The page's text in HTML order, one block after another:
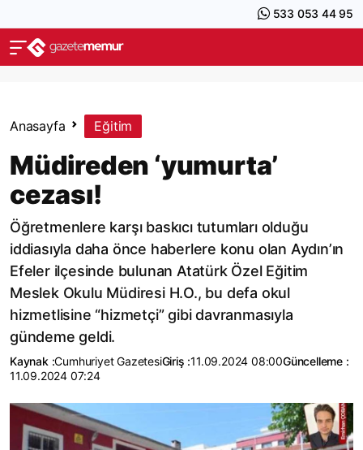
533 053 44 95
Anasayfa Eğitim
Müdireden ‘yumurta’
cezası!
Öğretmenlere karşı baskıcı tutumları olduğu
iddiasıyla daha önce haberlere konu olan Aydın’ın
Efeler ilçesinde bulunan Atatürk Özel Eğitim
Meslek Okulu Müdiresi H.O., bu defa okul
hizmetlisine “hizmetçi” gibi davranmasıyla
gündeme geldi.
Kaynak :Cumhuriyet GazetesiGiriş :11.09.2024 08:00Güncelleme :
11.09.2024 07:24